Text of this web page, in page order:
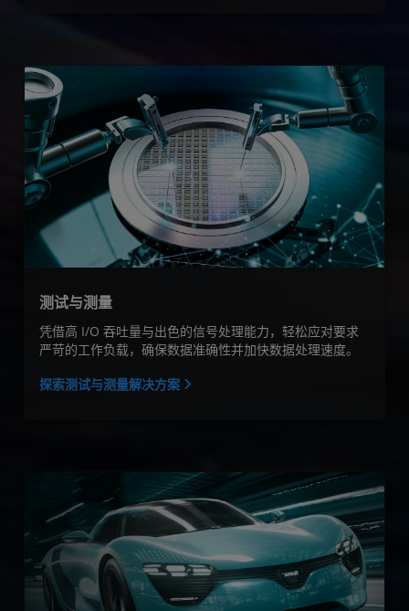
测试与测量
凭借高 I/O 吞吐量与出色的信号处理能力，轻松应对要求
严苛的工作负载，确保数据准确性并加快数据处理速度。
探索测试与测量解决方案